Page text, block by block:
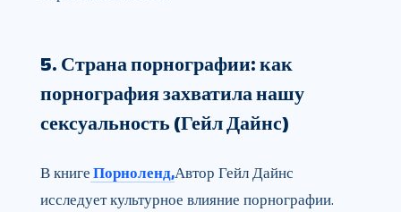
5. Страна порнографии: как
порнография захватила нашу
сексуальность (Гейл Дайнс)
В книге Порноленд,Автор Гейл Дайнс
исследует культурное влияние порнографии.